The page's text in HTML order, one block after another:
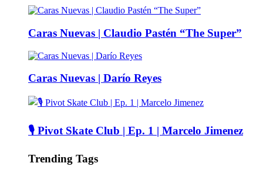
Caras Nuevas | Claudio Pastén “The Super”
Caras Nuevas | Darío Reyes
🎙️ Pivot Skate Club | Ep. 1 | Marcelo Jimenez
Trending Tags